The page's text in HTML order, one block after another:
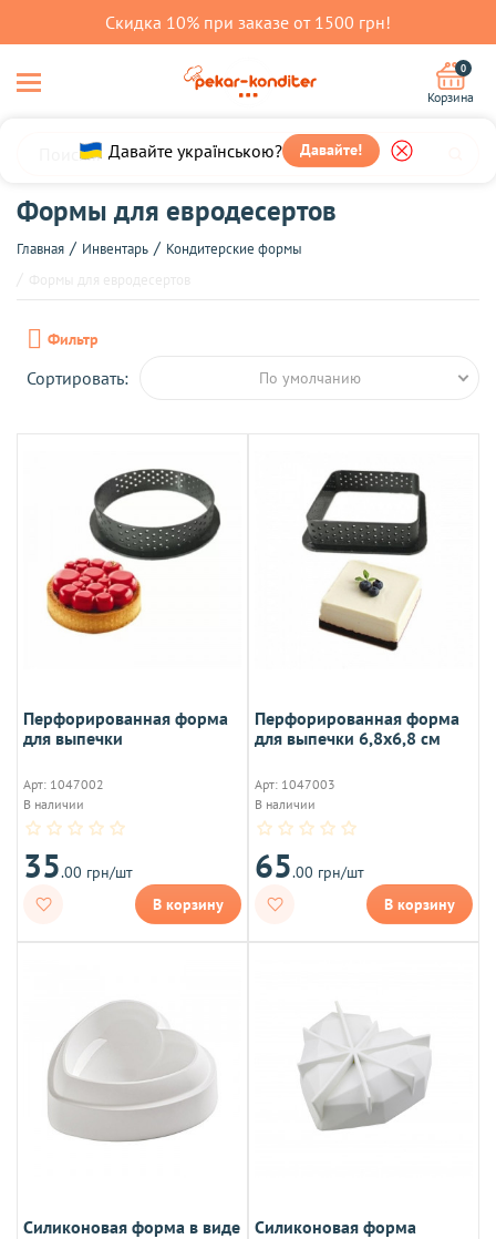
Скидка 10% при заказе от 1500 грн!
Давайте українською? Давайте!
0
Корзина
Формы для евродесертов
Главная Инвентарь
Кондитерские формы
Фильтр
Сортировать: По умолчанию
Перфорированная форма
для выпечки
Арт: 1047002
В наличии
35.00 грн/шт
В корзину
Перфорированная форма
для выпечки 6,8х6,8 см
Арт: 1047003
В наличии
65.00 грн/шт
В корзину
Силиконовая форма в виде
Силиконовая форма